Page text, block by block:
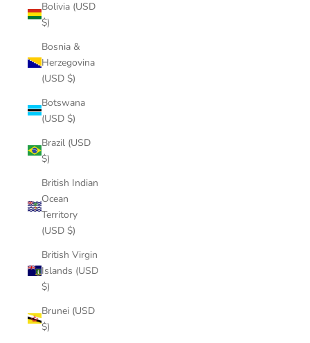
Bolivia (USD
$)
Bosnia &
Herzegovina
(USD $)
Botswana
(USD $)
Brazil (USD
$)
British Indian
Ocean
Territory
(USD $)
British Virgin
Islands (USD
$)
Brunei (USD
$)